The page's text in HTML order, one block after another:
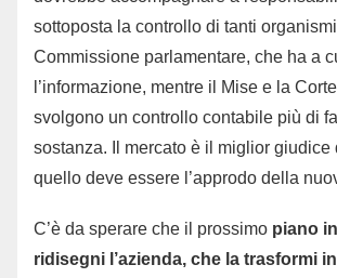
sottoposta la controllo di tanti
Commissione parlamentare, che ha a
l’informazione, mentre il Mise e la
svolgono un controllo contabile più di
sostanza. Il mercato è il miglior
quello deve essere l’approdo della
C’è da sperare che il prossimo piano
ridisegni l’azienda, che la trasformi